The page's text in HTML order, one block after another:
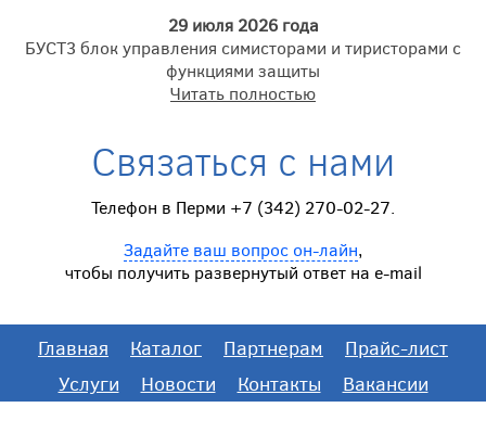
29 июля 2026 года
БУСТ3 блок управления симисторами и тиристорами с
функциями защиты
Читать полностью
Связаться с нами
Телефон в Перми +7 (342) 270-02-27.
Задайте ваш вопрос он-лайн,
чтобы получить развернутый ответ на e-mail
Главная Каталог Партнерам
Прайс-лист
Услуги
Новости Контакты Вакансии